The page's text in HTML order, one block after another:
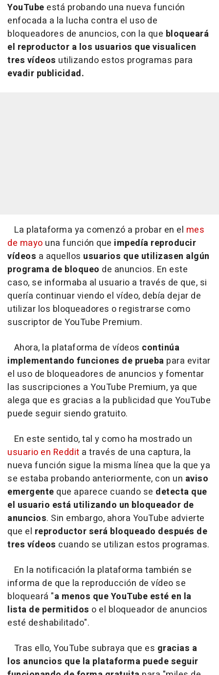
YouTube está probando una nueva función
enfocada a la lucha contra el uso de
bloqueadores de anuncios, con la que bloqueará
el reproductor a los usuarios que visualicen
tres vídeos utilizando estos programas para
evadir publicidad.
La plataforma ya comenzó a probar en el mes
de mayo una función que impedía reproducir
vídeos a aquellos usuarios que utilizasen algún
programa de bloqueo de anuncios. En este
caso, se informaba al usuario a través de que, si
quería continuar viendo el vídeo, debía dejar de
utilizar los bloqueadores o registrarse como
suscriptor de YouTube Premium.
Ahora, la plataforma de vídeos continúa
implementando funciones de prueba para evitar
el uso de bloqueadores de anuncios y fomentar
las suscripciones a YouTube Premium, ya que
alega que es gracias a la publicidad que YouTube
puede seguir siendo gratuito.
En este sentido, tal y como ha mostrado un
usuario en Reddit a través de una captura, la
nueva función sigue la misma línea que la que ya
se estaba probando anteriormente, con un aviso
emergente que aparece cuando se detecta que
el usuario está utilizando un bloqueador de
anuncios. Sin embargo, ahora YouTube advierte
que el reproductor será bloqueado después de
tres vídeos cuando se utilizan estos programas.
En la notificación la plataforma también se
informa de que la reproducción de vídeo se
bloqueará "a menos que YouTube esté en la
lista de permitidos o el bloqueador de anuncios
esté deshabilitado".
Tras ello, YouTube subraya que es gracias a
los anuncios que la plataforma puede seguir